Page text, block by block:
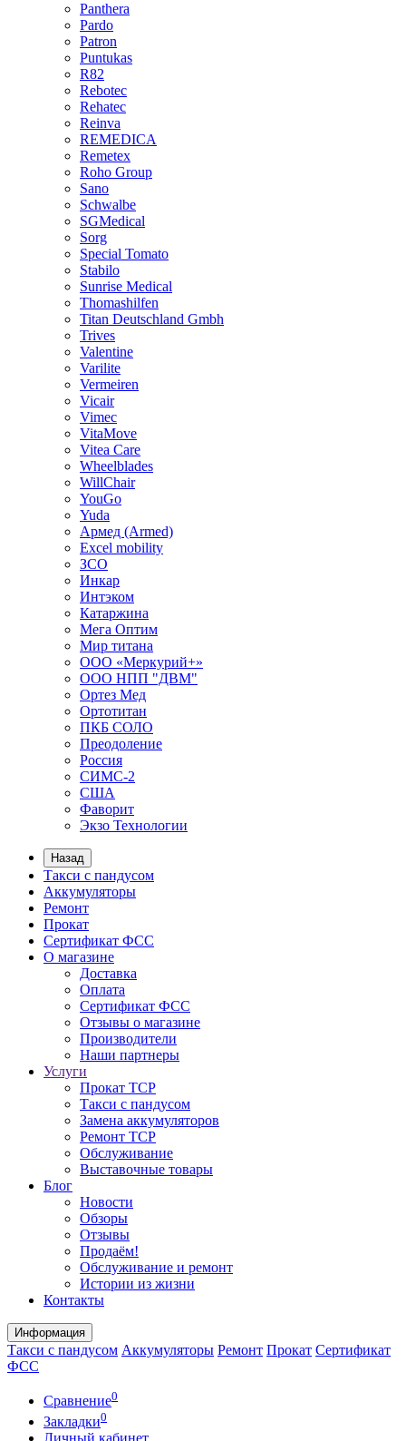
Panthera
Pardo
Patron
Puntukas
R82
Rebotec
Rehatec
Reinva
REMEDICA
Remetex
Roho Group
Sano
Schwalbe
SGMedical
Sorg
Special Tomato
Stabilo
Sunrise Medical
Thomashilfen
Titan Deutschland Gmbh
Trives
Valentine
Varilite
Vermeiren
Vicair
Vimec
VitaMove
Vitea Care
Wheelblades
WillChair
YouGo
Yuda
Армед (Armed)
Еxcel mobility
ЗСО
Инкар
Интэком
Катаржина
Мега Оптим
Мир титана
ООО «Меркурий+»
ООО НПП "ДВМ"
Ортез Мед
Ортотитан
ПКБ СОЛО
Преодоление
Россия
СИМС-2
США
Фаворит
Экзо Технологии
Назад
Такси с пандусом
Аккумуляторы
Ремонт
Прокат
Сертификат ФСС
О магазине
Доставка
Оплата
Сертификат ФСС
Отзывы о магазине
Производители
Наши партнеры
Услуги
Прокат ТСР
Такси с пандусом
Замена аккумуляторов
Ремонт ТСР
Обслуживание
Выставочные товары
Блог
Новости
Обзоры
Отзывы
Продаём!
Обслуживание и ремонт
Истории из жизни
Контакты
Информация
Такси с пандусом Аккумуляторы Ремонт Прокат Сертификат
ФСС
Сравнение0
Закладки0
Личный кабинет